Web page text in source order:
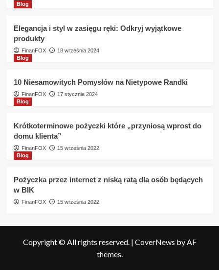
Blog
Elegancja i styl w zasięgu ręki: Odkryj wyjątkowe
produkty
FinanFOX
18 września 2024
Blog
10 Niesamowitych Pomysłów na Nietypowe Randki
FinanFOX
17 stycznia 2024
Blog
Krótkoterminowe pożyczki które „przyniosą wprost do
domu klienta”
FinanFOX
15 września 2022
Blog
Pożyczka przez internet z niską ratą dla osób będących
w BIK
FinanFOX 15 września 2022
Copyright © All rights reserved. | CoverNews by AF
themes.